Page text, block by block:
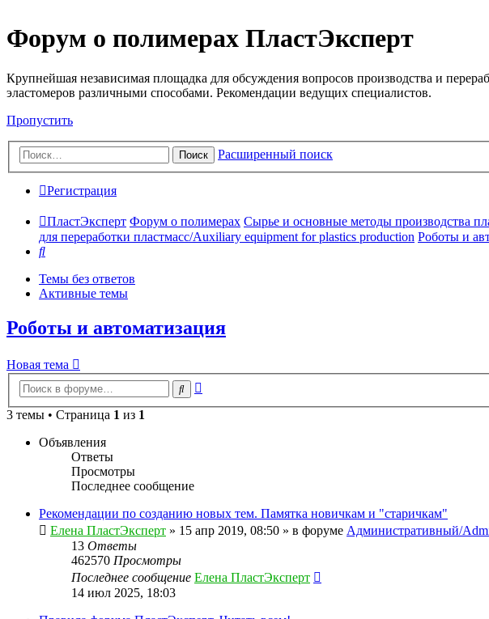
Форум о полимерах ПластЭксперт
Крупнейшая независимая площадка для обсуждения вопросов производства и
эластомеров различными способами. Рекомендации ведущих специалистов.
Пропустить
Поиск Расширенный поиск
Регистрация
ПластЭксперт Форум о полимерах Сырье и основные методы производства
для переработки пластмасс/Auxiliary equipment for plastics production Роботы и
Поиск
Темы без ответов
Активные темы
Роботы и автоматизация
Новая тема
Поиск
3 темы • Страница 1 из 1
Объявления
Ответы
Просмотры
Последнее сообщение
Рекомендации по созданию новых тем. Памятка новичкам и "старичкам"
Елена ПластЭксперт » 15 апр 2019, 08:50 » в форуме Административный/
13 Ответы
462570 Просмотры
Последнее сообщение Елена ПластЭксперт
14 июл 2025, 18:03